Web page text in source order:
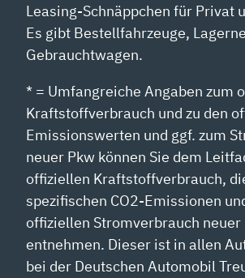
Leasing-Schnäppchen für Privat
Es gibt Bestellfahrzeuge,
Gebrauchtwagen.
* = Umfangreiche Angaben zum
Kraftstoffverbrauch und zu den
Emissionswerten und ggf. zum
neuer Pkw können Sie dem
offiziellen Kraftstoffverbrauch,
spezifischen CO2-Emissionen
offiziellen Stromverbrauch neuer
entnehmen. Dieser ist in allen
bei der Deutschen Automobil